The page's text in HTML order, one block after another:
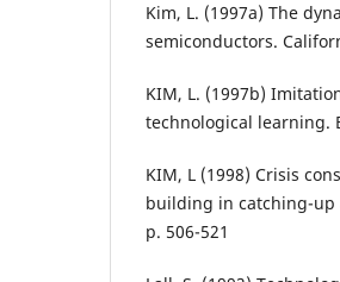
Kim, L. (1997a) The
semiconductors.
KIM, L. (1997b)
technological learning.
KIM, L (1998) Crisis
building in catching-up
p. 506-521